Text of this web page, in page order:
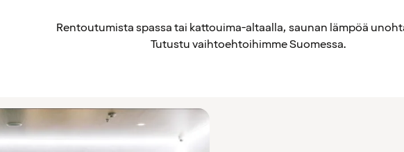
Rentoutumista spassa tai kattouima-altaalla, saunan lämpöä
Tutustu vaihtoehtoihimme Suomessa.